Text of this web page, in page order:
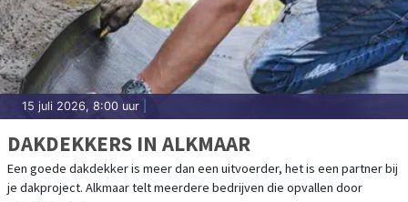
15 juli 2026, 8:00 uur
DAKDEKKERS IN ALKMAAR
Een goede dakdekker is meer dan een uitvoerder, het is een partner bij
je dakproject. Alkmaar telt meerdere bedrijven die opvallen door